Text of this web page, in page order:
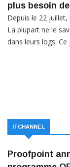
plus besoin
Depuis le 22
La plupart ne le
dans leurs logs. Ce
ITCHANNEL
Proofpoint